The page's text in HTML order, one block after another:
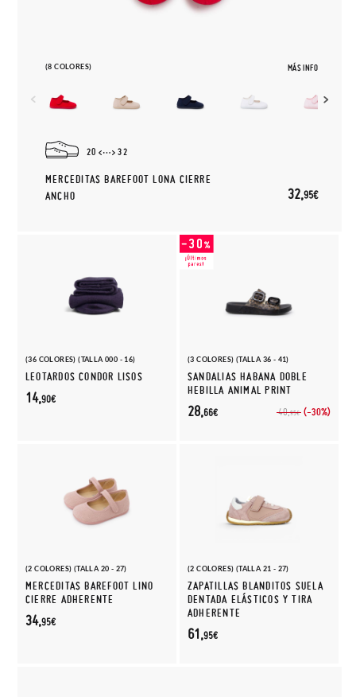
(8 COLORES) MÁS INFO
20 32
MERCEDITAS BAREFOOT LONA CIERRE
ANCHO
32,95€
(36 COLORES) (TALLA 000 - 16)
LEOTARDOS CONDOR LISOS
14,90€
(3 COLORES) (TALLA 36 - 41)
SANDALIAS HABANA DOBLE
HEBILLA ANIMAL PRINT
40,95€ (-30%)
28,66€
(2 COLORES) (TALLA 20 - 27)
MERCEDITAS BAREFOOT LINO
CIERRE ADHERENTE
34,95€
(2 COLORES) (TALLA 21 - 27)
ZAPATILLAS BLANDITOS SUELA
DENTADA ELÁSTICOS Y TIRA
ADHERENTE
61,95€